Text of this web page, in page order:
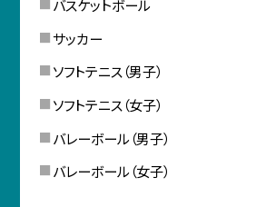
バスケットボール
サッカー
ソフトテニス（男子）
ソフトテニス（女子）
バレーボール（男子）
バレーボール（女子）